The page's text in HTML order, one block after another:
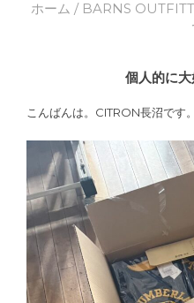
ホーム / BARNS
個人的に
こんばんは。CITRON長沼です。